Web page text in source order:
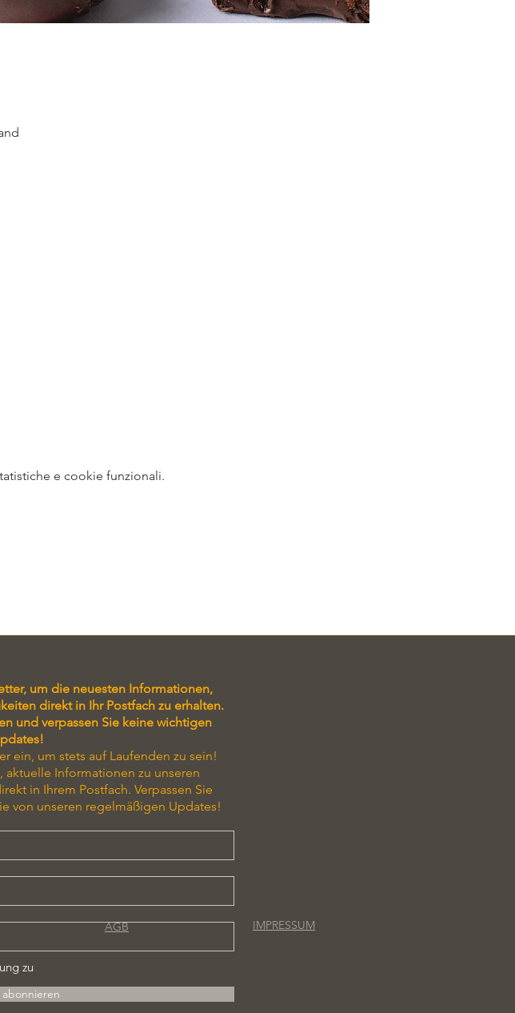
e cookie funzionali.
um die neuesten Informationen,
direkt in Ihr Postfach zu erhalten.
und verpassen Sie keine wichtigen
ein, um stets auf Laufenden zu sein!
Informationen zu unseren
in Ihrem Postfach. Verpassen Sie
von unseren regelmäßigen Updates!
zu
IMPRESSUM
AGB